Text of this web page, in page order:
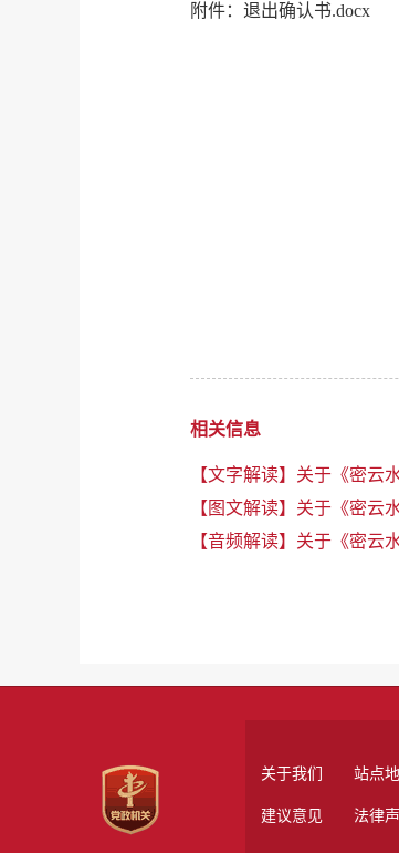
附件：退出确认书.docx
相关信息
【文字解读】关于《密云
【图文解读】关于《密云
【音频解读】关于《密云
关于我们 站点
建议意见 法律